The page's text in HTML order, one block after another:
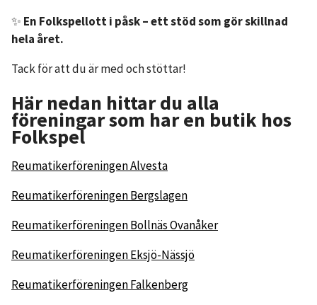
✨ En Folkspellott i påsk – ett stöd som gör skillnad
hela året.
Tack för att du är med och stöttar!
Här nedan hittar du alla
föreningar som har en butik hos
Folkspel
Reumatikerföreningen Alvesta
Reumatikerföreningen Bergslagen
Reumatikerföreningen Bollnäs Ovanåker
Reumatikerföreningen Eksjö-Nässjö
Reumatikerföreningen Falkenberg